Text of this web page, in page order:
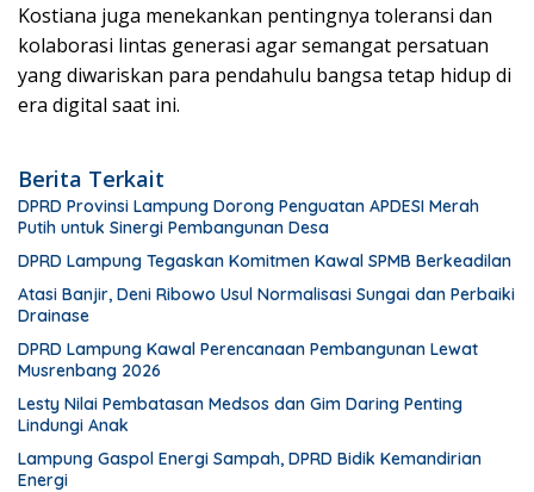
Kostiana juga menekankan pentingnya toleransi dan
kolaborasi lintas generasi agar semangat persatuan
yang diwariskan para pendahulu bangsa tetap hidup di
era digital saat ini.
Berita Terkait
DPRD Provinsi Lampung Dorong Penguatan APDESI Merah
Putih untuk Sinergi Pembangunan Desa
DPRD Lampung Tegaskan Komitmen Kawal SPMB Berkeadilan
Atasi Banjir, Deni Ribowo Usul Normalisasi Sungai dan Perbaiki
Drainase
DPRD Lampung Kawal Perencanaan Pembangunan Lewat
Musrenbang 2026
Lesty Nilai Pembatasan Medsos dan Gim Daring Penting
Lindungi Anak
Lampung Gaspol Energi Sampah, DPRD Bidik Kemandirian
Energi